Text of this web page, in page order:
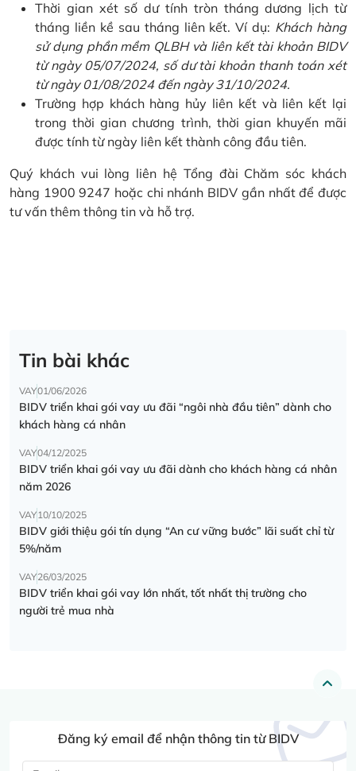
Thời gian xét số dư tính tròn tháng dương lịch từ
tháng liền kề sau tháng liên kết. Ví dụ: Khách hàng
sử dụng phần mềm QLBH và liên kết tài khoản BIDV
từ ngày 05/07/2024, số dư tài khoản thanh toán xét
từ ngày 01/08/2024 đến ngày 31/10/2024.
Trường hợp khách hàng hủy liên kết và liên kết lại
trong thời gian chương trình, thời gian khuyến mãi
được tính từ ngày liên kết thành công đầu tiên.
Quý khách vui lòng liên hệ Tổng đài Chăm sóc khách
hàng 1900 9247 hoặc chi nhánh BIDV gần nhất để được
tư vấn thêm thông tin và hỗ trợ.
Tin bài khác
VAY01/06/2026
BIDV triển khai gói vay ưu đãi “ngôi nhà đầu tiên” dành cho
khách hàng cá nhân
VAY04/12/2025
BIDV triển khai gói vay ưu đãi dành cho khách hàng cá nhân
năm 2026
VAY10/10/2025
BIDV giới thiệu gói tín dụng “An cư vững bước” lãi suất chỉ từ
5%/năm
VAY26/03/2025
BIDV triển khai gói vay lớn nhất, tốt nhất thị trường cho
người trẻ mua nhà
Đăng ký email để nhận thông tin từ BIDV